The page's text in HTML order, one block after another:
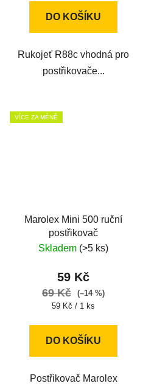
DO KOŠÍKU
Rukojeť R88c vhodná pro
postřikovače...
VÍCE ZA MÉNĚ
Marolex Mini 500 ruční
postřikovač
Skladem (>5 ks)
59 Kč
69 Kč
(–14 %)
Měrná
59 Kč / 1 ks
DO KOŠÍKU
Postřikovač Marolex